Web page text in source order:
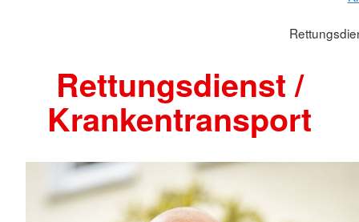
Rettungsdienst /
Krankentransport